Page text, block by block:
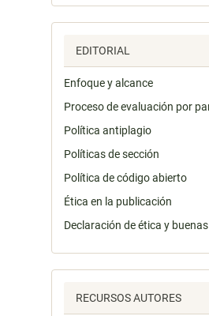
EDITORIAL
Enfoque y alcance
Proceso de evaluación por
Política antiplagio
Políticas de sección
Política de código abierto
Ética en la publicación
Declaración de ética y
RECURSOS AUTORES